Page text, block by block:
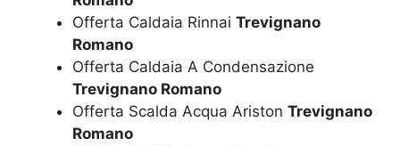
Offerta Caldaia Rinnai Trevignano
Romano
Offerta Caldaia A Condensazione
Trevignano Romano
Offerta Scalda Acqua Ariston Trevignano
Romano